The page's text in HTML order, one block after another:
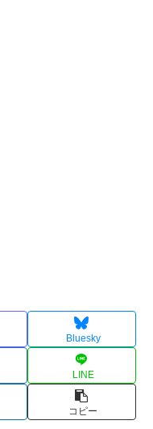
Bluesky
LINE
コピー